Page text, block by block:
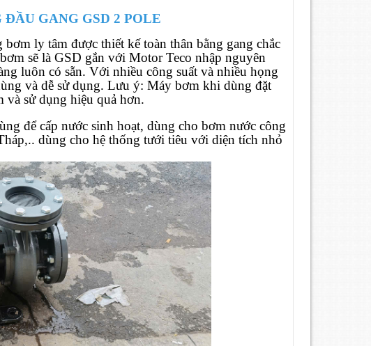
GANG GSD 2 POLE
bơm ly tâm được thiết kế toàn thân bằng gang chắc
sẽ là GSD gắn với Motor Teco nhập nguyên
luôn có sẵn. Với nhiều công suất và nhiều họng
và dễ sử dụng. Lưu ý: Máy bơm khi dùng đặt
và sử dụng hiệu quả hơn.
để cấp nước sinh hoạt, dùng cho bơm nước công
dùng cho hệ thống tưới tiêu với diện tích nhỏ